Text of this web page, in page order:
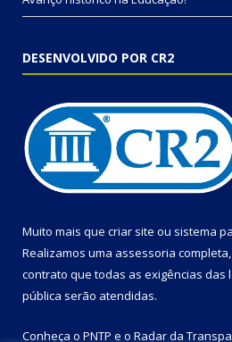
DESENVOLVIDO POR CR2
Muito mais que criar site ou sistema
Realizamos uma assessoria
contrato que todas as exigências das
pública serão atendidas.
Conheça o PNTP e o Radar da